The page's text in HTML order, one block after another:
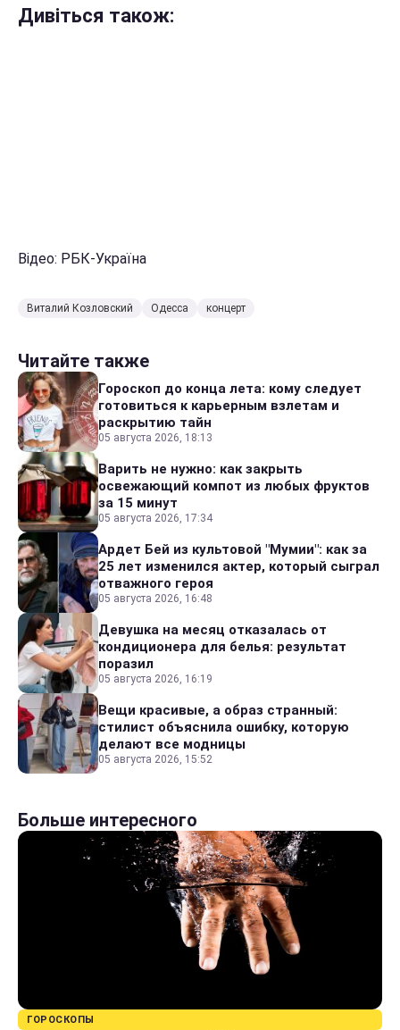
Дивіться також:
Відео: РБК-Україна
Виталий Козловский Одесса концерт
Читайте также
Гороскоп до конца лета: кому следует
готовиться к карьерным взлетам и
раскрытию тайн
05 августа 2026, 18:13
Варить не нужно: как закрыть
освежающий компот из любых фруктов
за 15 минут
05 августа 2026, 17:34
Ардет Бей из культовой "Мумии": как за
25 лет изменился актер, который сыграл
отважного героя
05 августа 2026, 16:48
Девушка на месяц отказалась от
кондиционера для белья: результат
поразил
05 августа 2026, 16:19
Вещи красивые, а образ странный:
стилист объяснила ошибку, которую
делают все модницы
05 августа 2026, 15:52
Больше интересного
ГОРОСКОПЫ